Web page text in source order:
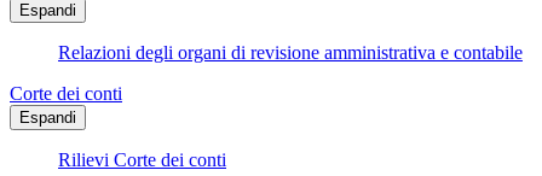
Espandi
Relazioni degli organi di revisione amministrativa e contabile
Corte dei conti
Espandi
Rilievi Corte dei conti